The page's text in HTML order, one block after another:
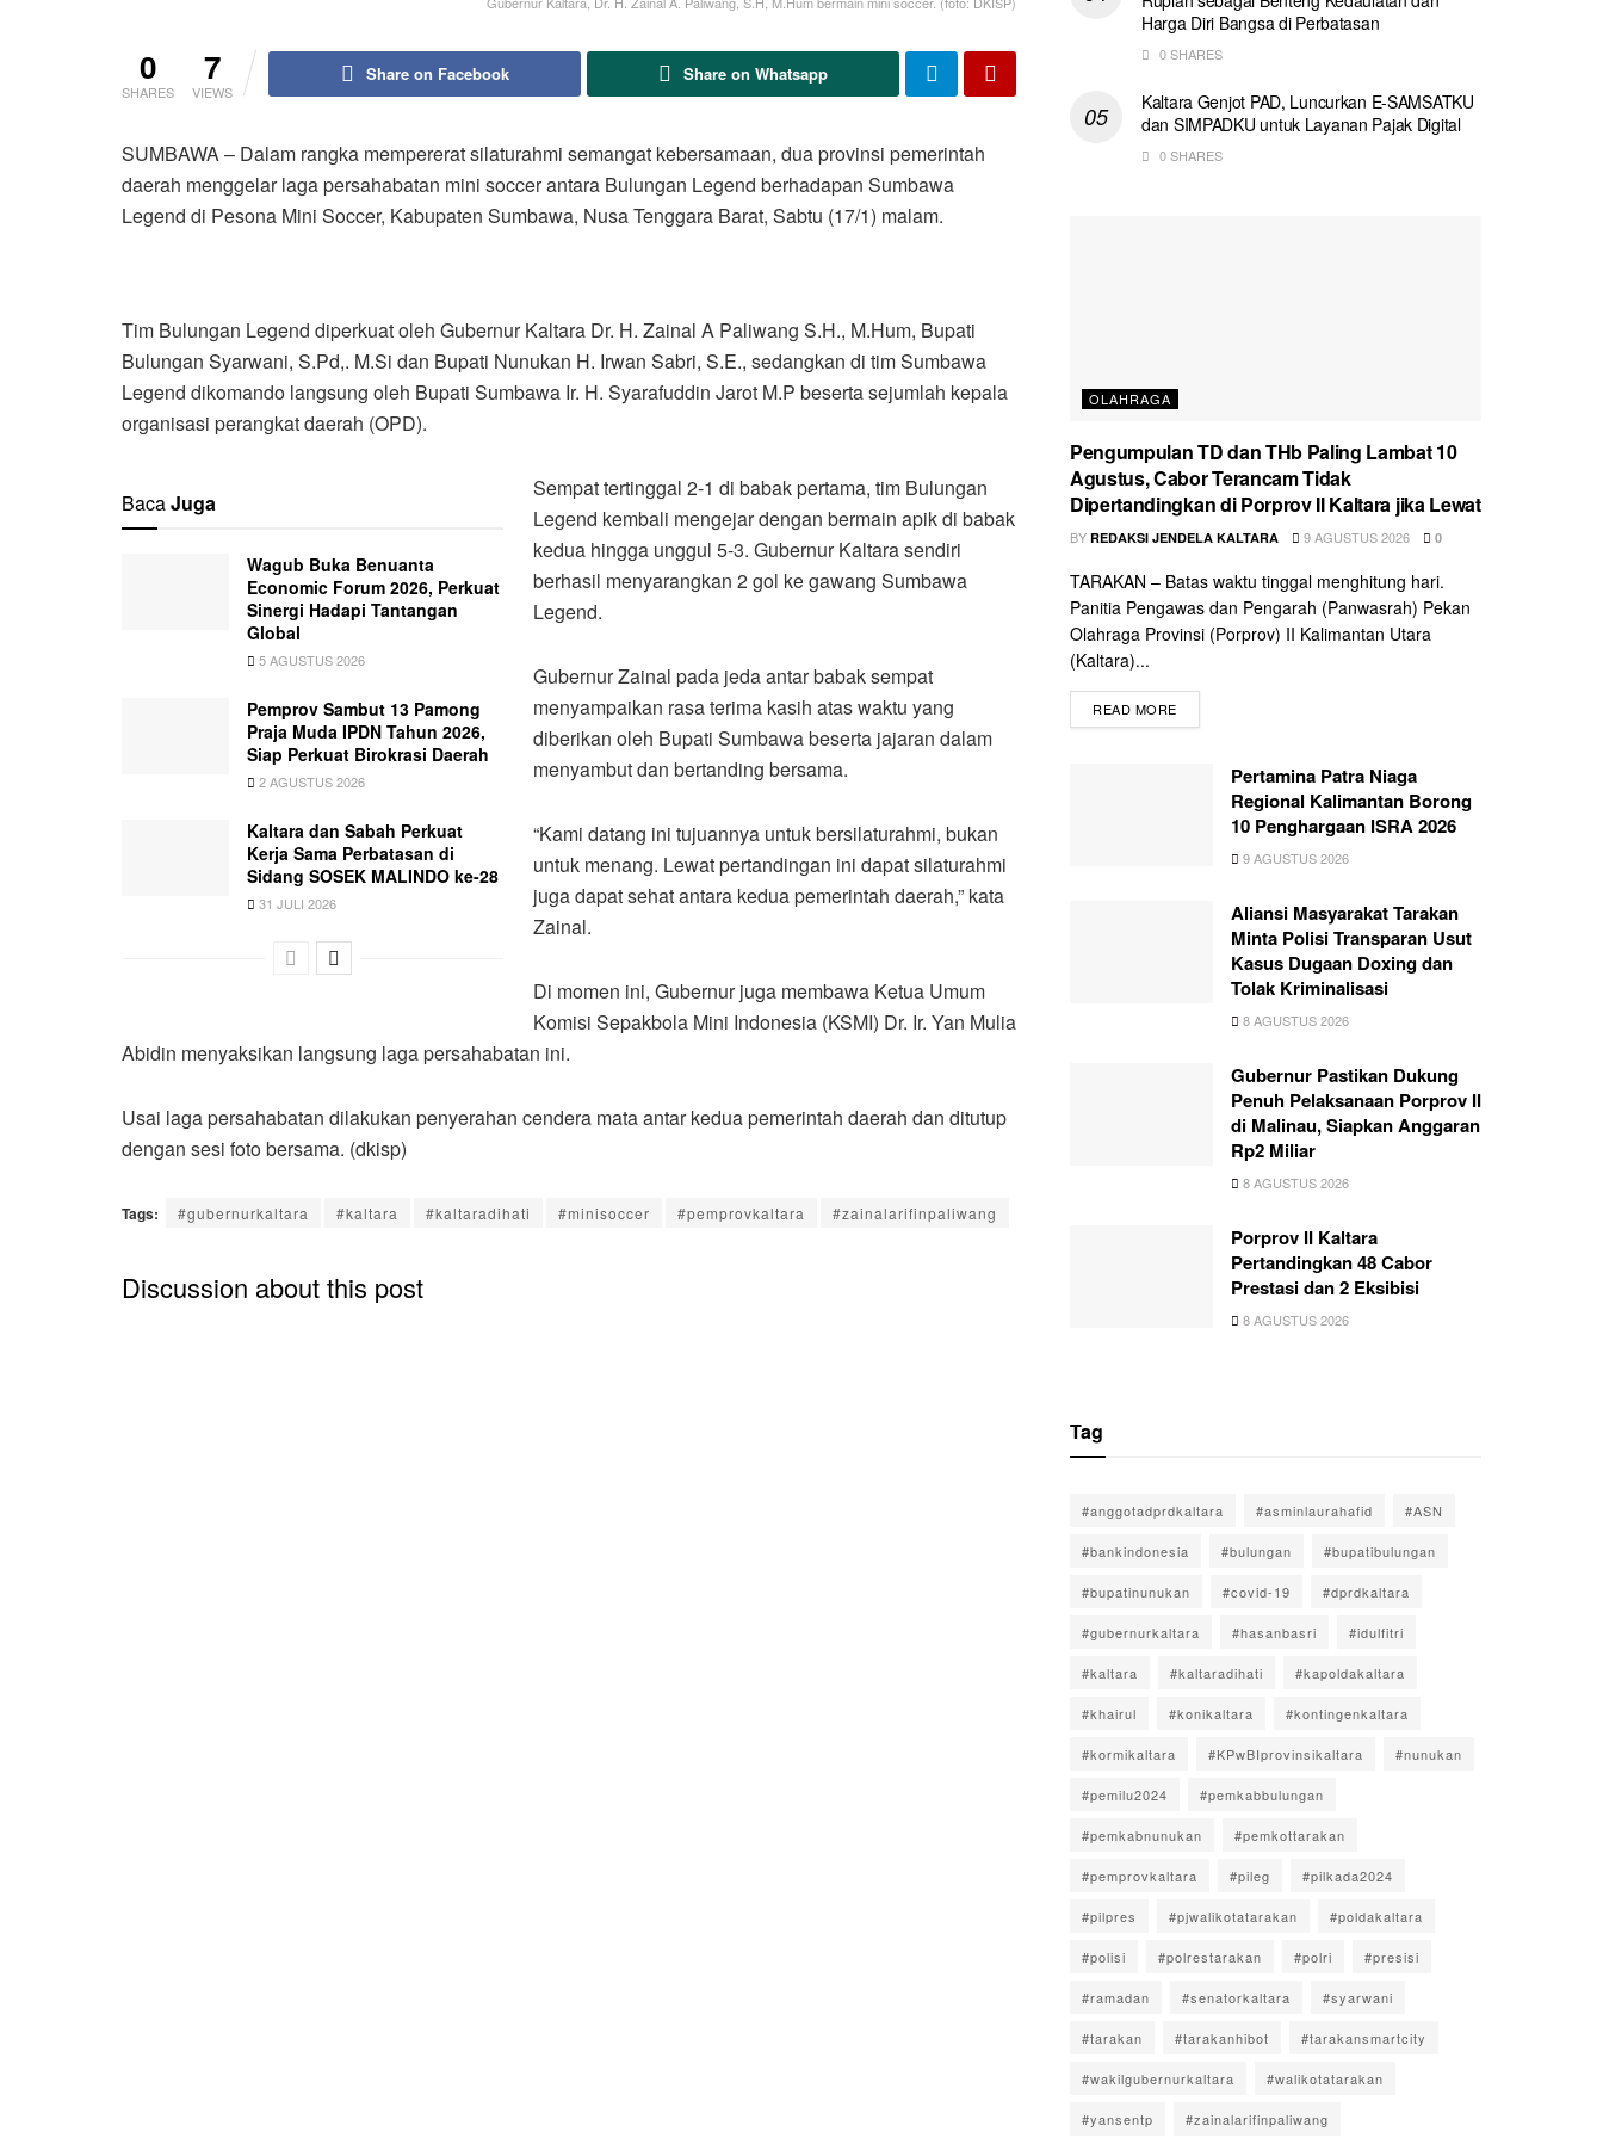
0
SHARES
7
VIEWS
Share on Facebook Share on Whatsapp
SUMBAWA – Dalam rangka mempererat silaturahmi semangat kebersamaan, dua provinsi pemerintah
daerah menggelar laga persahabatan mini soccer antara Bulungan Legend berhadapan Sumbawa
Legend di Pesona Mini Soccer, Kabupaten Sumbawa, Nusa Tenggara Barat, Sabtu (17/1) malam.
Tim Bulungan Legend diperkuat oleh Gubernur Kaltara Dr. H. Zainal A Paliwang S.H., M.Hum, Bupati
Bulungan Syarwani, S.Pd,. M.Si dan Bupati Nunukan H. Irwan Sabri, S.E., sedangkan di tim Sumbawa
Legend dikomando langsung oleh Bupati Sumbawa Ir. H. Syarafuddin Jarot M.P beserta sejumlah kepala
organisasi perangkat daerah (OPD).
BacaJuga
Wagub Buka Benuanta
Economic Forum 2026, Perkuat
Sinergi Hadapi Tantangan
Global
5 AGUSTUS 2026
Pemprov Sambut 13 Pamong
Praja Muda IPDN Tahun 2026,
Siap Perkuat Birokrasi Daerah
2 AGUSTUS 2026
Kaltara dan Sabah Perkuat
Kerja Sama Perbatasan di
Sidang SOSEK MALINDO ke-28
31 JULI 2026
Sempat tertinggal 2-1 di babak pertama, tim Bulungan
Legend kembali mengejar dengan bermain apik di babak
kedua hingga unggul 5-3. Gubernur Kaltara sendiri
berhasil menyarangkan 2 gol ke gawang Sumbawa
Legend.
Gubernur Zainal pada jeda antar babak sempat
menyampaikan rasa terima kasih atas waktu yang
diberikan oleh Bupati Sumbawa beserta jajaran dalam
menyambut dan bertanding bersama.
“Kami datang ini tujuannya untuk bersilaturahmi, bukan
untuk menang. Lewat pertandingan ini dapat silaturahmi
juga dapat sehat antara kedua pemerintah daerah,” kata
Zainal.
Di momen ini, Gubernur juga membawa Ketua Umum
Komisi Sepakbola Mini Indonesia (KSMI) Dr. Ir. Yan Mulia
Abidin menyaksikan langsung laga persahabatan ini.
Usai laga persahabatan dilakukan penyerahan cendera mata antar kedua pemerintah daerah dan ditutup
dengan sesi foto bersama. (dkisp)
Tags: #gubernurkaltara #kaltara #kaltaradihati #minisoccer #pemprovkaltara #zainalarifinpaliwang
Discussion about this post
Harga Diri Bangsa di Perbatasan
0 SHARES
Kaltara Genjot PAD, Luncurkan E-SAMSATKU
dan SIMPADKU untuk Layanan Pajak Digital
0 SHARES
OLAHRAGA
Pengumpulan TD dan THb Paling Lambat 10
Agustus, Cabor Terancam Tidak
Dipertandingkan di Porprov II Kaltara jika Lewat
BY REDAKSI JENDELA KALTARA 9 AGUSTUS 2026 0
TARAKAN – Batas waktu tinggal menghitung hari.
Panitia Pengawas dan Pengarah (Panwasrah) Pekan
Olahraga Provinsi (Porprov) II Kalimantan Utara
(Kaltara)...
READ MORE
Pertamina Patra Niaga
Regional Kalimantan Borong
10 Penghargaan ISRA 2026
9 AGUSTUS 2026
Aliansi Masyarakat Tarakan
Minta Polisi Transparan Usut
Kasus Dugaan Doxing dan
Tolak Kriminalisasi
8 AGUSTUS 2026
Gubernur Pastikan Dukung
Penuh Pelaksanaan Porprov II
di Malinau, Siapkan Anggaran
Rp2 Miliar
8 AGUSTUS 2026
Porprov II Kaltara
Pertandingkan 48 Cabor
Prestasi dan 2 Eksibisi
8 AGUSTUS 2026
Tag
#anggotadprdkaltara #asminlaurahafid #ASN
#bankindonesia #bulungan #bupatibulungan
#bupatinunukan #covid-19 #dprdkaltara
#gubernurkaltara #hasanbasri #idulfitri
#kaltara #kaltaradihati #kapoldakaltara
#khairul #konikaltara #kontingenkaltara
#kormikaltara #KPwBIprovinsikaltara #nunukan
#pemilu2024 #pemkabbulungan
#pemkabnunukan #pemkottarakan
#pemprovkaltara #pileg #pilkada2024
#pilpres #pjwalikotatarakan #poldakaltara
#polisi #polrestarakan #polri #presisi
#ramadan #senatorkaltara #syarwani
#tarakan #tarakanhibot #tarakansmartcity
#wakilgubernurkaltara #walikotatarakan
#yansentp #zainalarifinpaliwang